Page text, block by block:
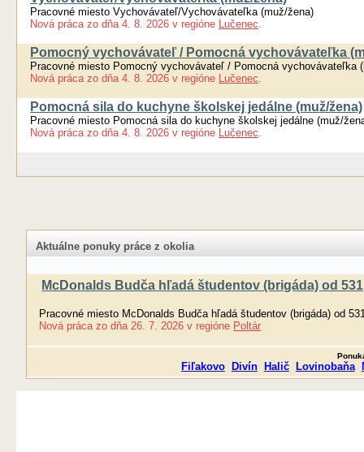
Pracovné miesto Vychovávateľ/Vychovávateľka (muž/žena)
Nová práca zo dňa 4. 8. 2026 v regióne Lučenec.
Pomocný vychovávateľ / Pomocná vychovávateľka
Pracovné miesto Pomocný vychovávateľ / Pomocná vychovávateľka
Nová práca zo dňa 4. 8. 2026 v regióne Lučenec.
Pomocná sila do kuchyne školskej jedálne (muž/žena)
Pracovné miesto Pomocná sila do kuchyne školskej jedálne (muž/
Nová práca zo dňa 4. 8. 2026 v regióne Lučenec.
Aktuálne ponuky práce z okolia
McDonalds Budča hľadá študentov (brigáda) od
Pracovné miesto McDonalds Budča hľadá študentov (brigáda) od
Nová práca zo dňa 26. 7. 2026 v regióne Poltár
Fiľakovo Divín Halič Lovinobaňa